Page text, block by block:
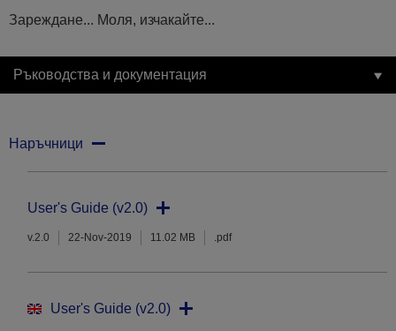
Зареждане... Моля, изчакайте...
Ръководства и документация
Наръчници
User's Guide (v2.0)
v.2.0 22-Nov-2019 11.02 MB .pdf
User's Guide (v2.0)